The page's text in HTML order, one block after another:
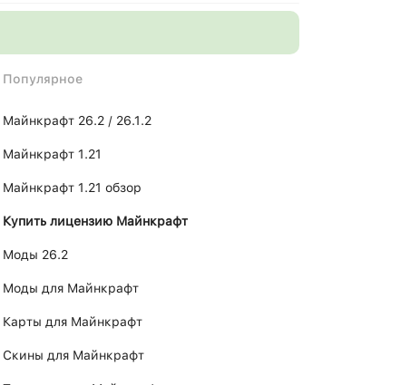
Популярное
Майнкрафт 26.2 / 26.1.2
Майнкрафт 1.21
Майнкрафт 1.21 обзор
Купить лицензию Майнкрафт
Моды 26.2
Моды для Майнкрафт
Карты для Майнкрафт
Скины для Майнкрафт